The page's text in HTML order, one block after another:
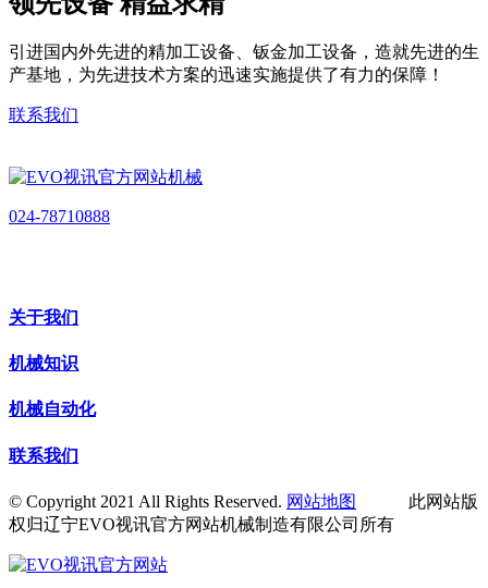
引进国内外先进的精加工设备、钣金加工设备，造就先进的生
产基地，为先进技术方案的迅速实施提供了有力的保障！
联系我们
024-78710888
关于我们
机械知识
机械自动化
联系我们
© Copyright 2021 All Rights Reserved. 网站地图
此网站版
权归辽宁EVO视讯官方网站机械制造有限公司所有